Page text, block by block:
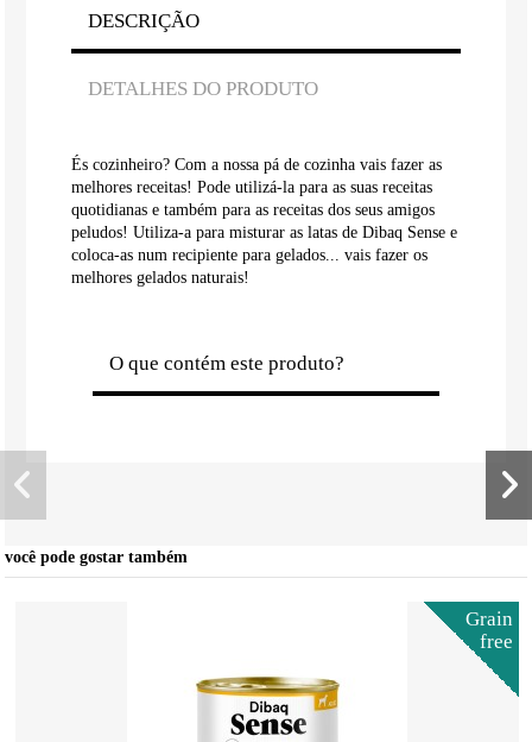
DESCRIÇÃO
DETALHES DO PRODUTO
És cozinheiro? Com a nossa pá de cozinha vais fazer as
melhores receitas! Pode utilizá-la para as suas receitas
quotidianas e também para as receitas dos seus amigos
peludos! Utiliza-a para misturar as latas de Dibaq Sense e
coloca-as num recipiente para gelados... vais fazer os
melhores gelados naturais!
O que contém este produto?
você pode gostar também
Grain
free